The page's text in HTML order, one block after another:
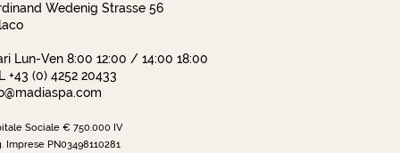
Wedenig Strasse 56
Lun-Ven 8:00 12:00 / 14:00 18:00
+43 (0) 4252 20433
Sociale € 750.000 IV
Imprese PN03498110281